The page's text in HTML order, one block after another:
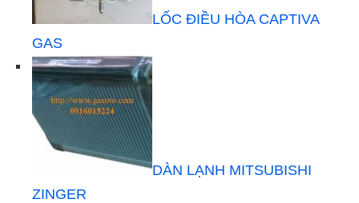
LỐC ĐIỀU HÒA CAPTIVA
GAS
DÀN LẠNH MITSUBISHI
ZINGER